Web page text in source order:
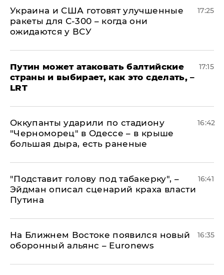
Украина и США готовят улучшенные
ракеты для С-300 – когда они
ожидаются у ВСУ
17:25
Путин может атаковать балтийские
страны и выбирает, как это сделать, –
LRT
17:15
Оккупанты ударили по стадиону
"Черноморец" в Одессе – в крыше
большая дыра, есть раненые
16:42
​"Подставит голову под табакерку", –
Эйдман описал сценарий краха власти
Путина
16:41
На Ближнем Востоке появился новый
оборонный альянс – Euronews
16:35